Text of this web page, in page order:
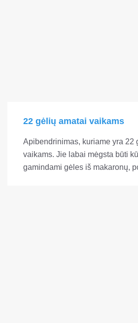
22 gėlių amatai vaikams
Apibendrinimas, kuriame yra 22
vaikams. Jie labai mėgsta būti
gamindami gėles iš makaronų,